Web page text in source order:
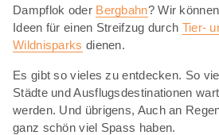
Dampflok oder Bergbahn? Wir
Ideen für einen Streifzug durch Tier-
Wildnisparks dienen.
Es gibt so vieles zu entdecken. So
Städte und Ausflugsdestinationen
werden. Und übrigens, Auch an
ganz schön viel Spass haben.